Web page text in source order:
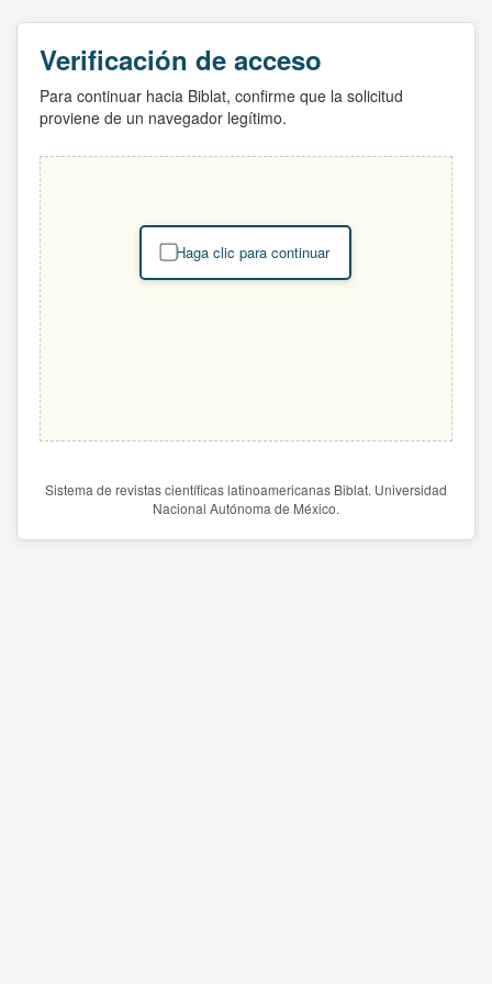
Verificación de acceso
Para continuar hacia Biblat, confirme que la solicitud
proviene de un navegador legítimo.
Haga clic para continuar
Sistema de revistas científicas latinoamericanas Biblat. Universidad
Nacional Autónoma de México.